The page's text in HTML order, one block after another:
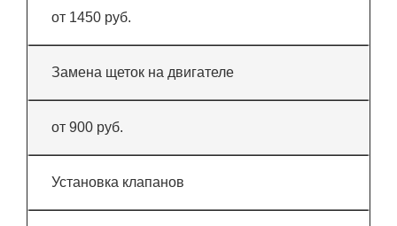
от 1450 руб.
Замена щеток на двигателе
от 900 руб.
Установка клапанов